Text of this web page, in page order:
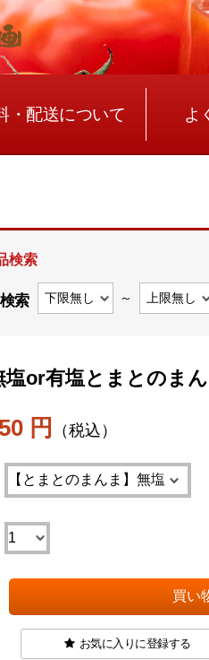
・配送について よ
検索
索 ～
塩or有塩とまとのま
円 （税込）
買い
お気に入りに登録する